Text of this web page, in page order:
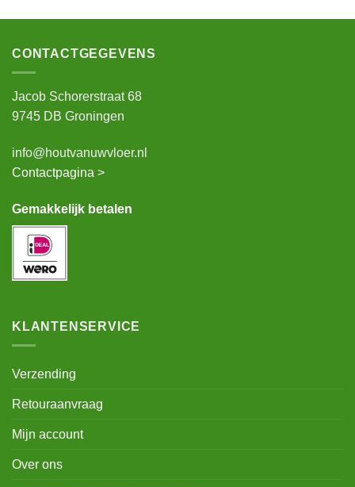
CONTACTGEGEVENS
Jacob Schorerstraat 68
9745 DB Groningen
info@houtvanuwvloer.nl
Contactpagina >
Gemakkelijk betalen
KLANTENSERVICE
Verzending
Retouraanvraag
Mijn account
Over ons